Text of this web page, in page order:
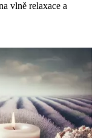
vlně relaxace a